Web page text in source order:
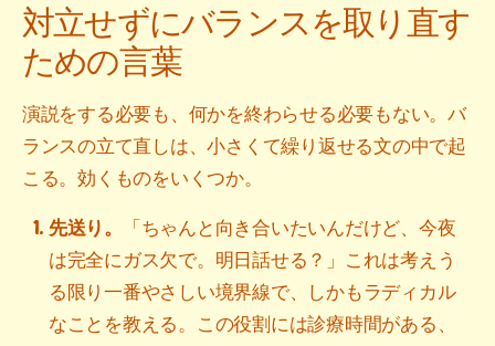
対立せずにバランスを取り直す
ための言葉
演説をする必要も、何かを終わらせる必要もない。バ
ランスの立て直しは、小さくて繰り返せる文の中で起
こる。効くものをいくつか。
先送り。
「ちゃんと向き合いたいんだけど、今夜
は完全にガス欠で。明日話せる？」これは考えう
る限り一番やさしい境界線で、しかもラディカル
なことを教える。この役割には診療時間がある、